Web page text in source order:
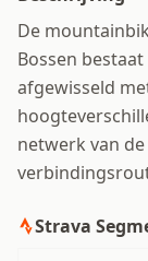
De
Bossen
afgewisseld
netwerk van
Strava